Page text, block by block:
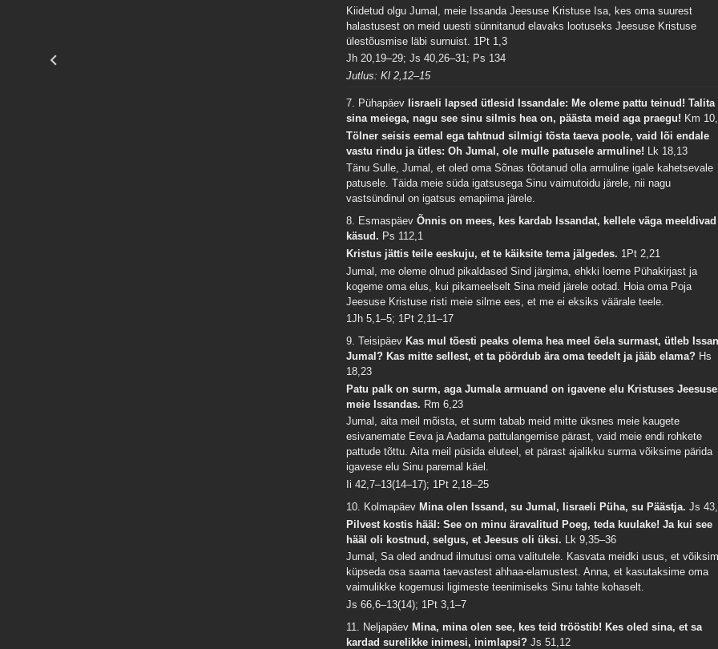
Kiidetud olgu Jumal, meie Issanda Jeesuse Kristuse Isa, kes oma suurest
halastusest on meid uuesti sünnitanud elavaks lootuseks Jeesuse Kristuse
ülestõusmise läbi surnuist. 1Pt 1,3
Jh 20,19–29; Js 40,26–31; Ps 134
Jutlus: Kl 2,12–15
7. Pühapäev Iisraeli lapsed ütlesid Issandale: Me oleme pattu teinud! Talita
sina meiega, nagu see sinu silmis hea on, päästa meid aga praegu! Km
Tölner seisis eemal ega tahtnud silmigi tõsta taeva poole, vaid lõi endale
vastu rindu ja ütles: Oh Jumal, ole mulle patusele armuline! Lk 18,13
Tänu Sulle, Jumal, et oled oma Sõnas tõotanud olla armuline igale kahetsevale
patusele. Täida meie süda igatsusega Sinu vaimutoidu järele, nii nagu
vastsündinul on igatsus emapiima järele.
8. EsmaspäevÕnnis on mees, kes kardab Issandat, kellele väga
käsud. Ps 112,1
Kristus jättis teile eeskuju, et te käiksite tema jälgedes. 1Pt 2,21
Jumal, me oleme olnud pikaldased Sind järgima, ehkki loeme Pühakirjast ja
kogeme oma elus, kui pikameelselt Sina meid järele ootad. Hoia oma Poja
Jeesuse Kristuse risti meie silme ees, et me ei eksiks väärale teele.
1Jh 5,1–5; 1Pt 2,11–17
9. Teisipäev Kas mul tõesti peaks olema hea meel õela surmast, ütleb
Jumal? Kas mitte sellest, et ta pöördub ära oma teedelt ja jääb elama? Hs
18,23
Patu palk on surm, aga Jumala armuand on igavene elu Kristuses
meie Issandas. Rm 6,23
Jumal, aita meil mõista, et surm tabab meid mitte üksnes meie kaugete
esivanemate Eeva ja Aadama pattulangemise pärast, vaid meie endi rohkete
pattude tõttu. Aita meil püsida eluteel, et pärast ajalikku surma võiksime pärida
igavese elu Sinu paremal käel.
Ii 42,7–13(14–17); 1Pt 2,18–25
10. Kolmapäev Mina olen Issand, su Jumal, Iisraeli Püha, su Päästja.Js
Pilvest kostis hääl: See on minu äravalitud Poeg, teda kuulake! Ja kui see
hääl oli kostnud, selgus, et Jeesus oli üksi. Lk 9,35–36
Jumal, Sa oled andnud ilmutusi oma valitutele. Kasvata meidki usus, et
küpseda osa saama taevastest ahhaa-elamustest. Anna, et kasutaksime oma
vaimulikke kogemusi ligimeste teenimiseks Sinu tahte kohaselt.
Js 66,6–13(14); 1Pt 3,1–7
11. Neljapäev Mina, mina olen see, kes teid trööstib! Kes oled sina, et sa
kardad surelikke inimesi, inimlapsi?Js 51,12